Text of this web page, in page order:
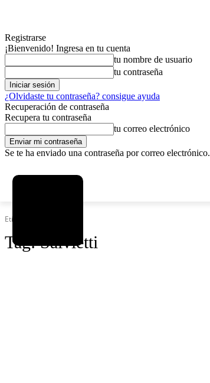
Registrarse
¡Bienvenido! Ingresa en tu cuenta
tu nombre de usuario
tu contraseña
¿Olvidaste tu contraseña? consigue ayuda
Recuperación de contraseña
Recupera tu contraseña
tu correo electrónico
Se te ha enviado una contraseña por correo electrónico.
Etiquetas
Tag:Salvietti